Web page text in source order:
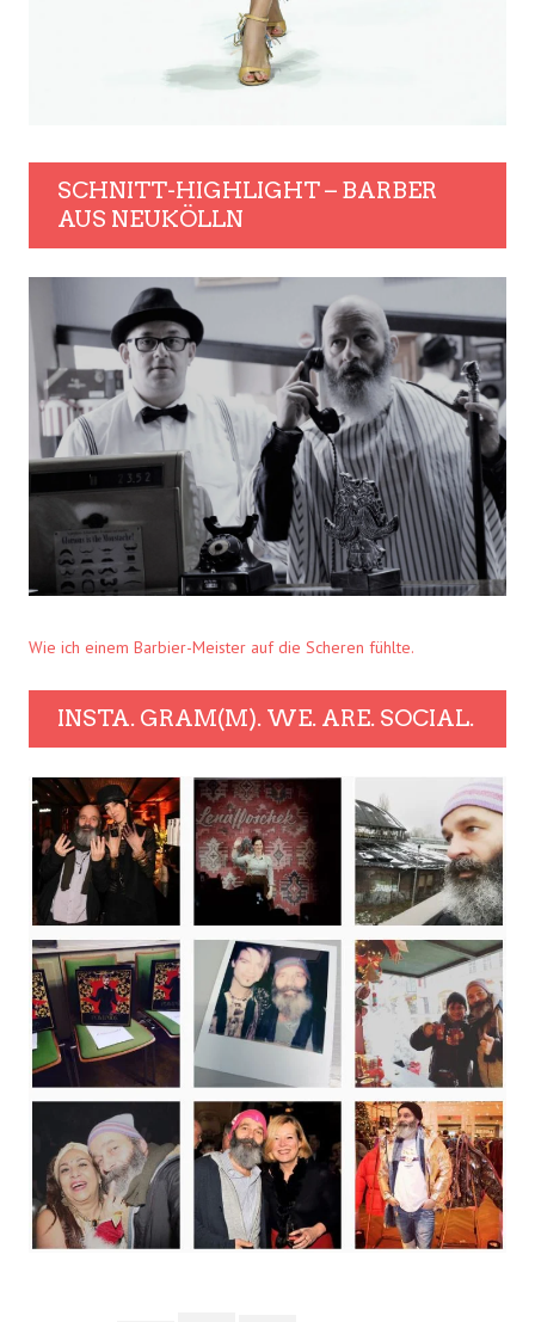
SCHNITT-HIGHLIGHT – BARBER
AUS NEUKÖLLN
Wie ich einem Barbier-Meister auf die Scheren fühlte.
INSTA. GRAM(M). WE. ARE. SOCIAL.